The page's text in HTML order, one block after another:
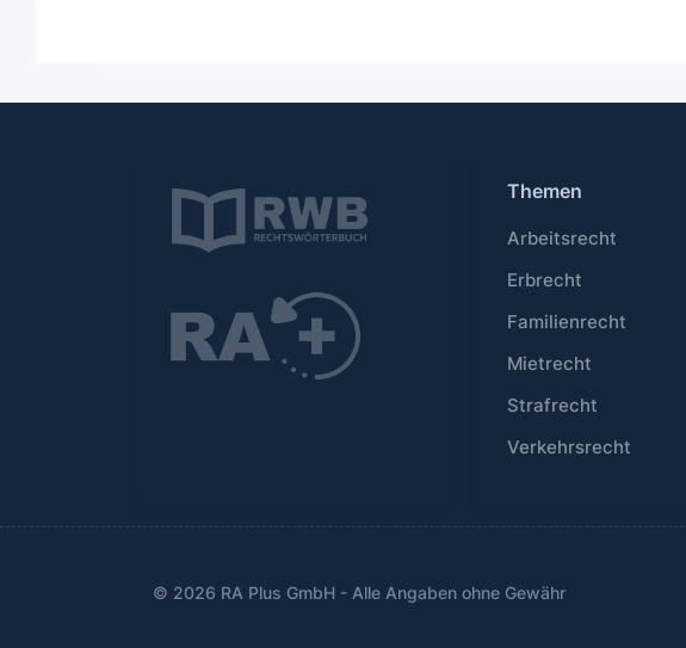
Themen
Arbeitsrecht
Erbrecht
Familienrecht
Mietrecht
Strafrecht
Verkehrsrecht
© 2026 RA Plus GmbH - Alle Angaben ohne Gewähr